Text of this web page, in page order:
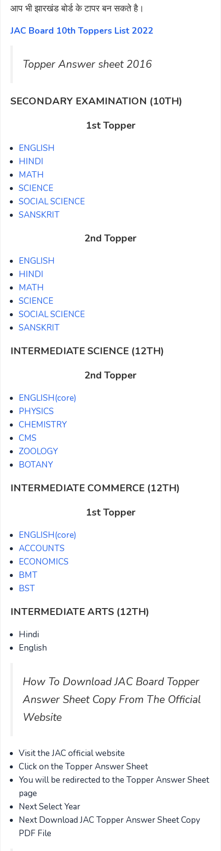
आप भी झारखंड बोर्ड के टापर बन सकते है।
JAC Board 10th Toppers List 2022
Topper Answer sheet 2016
SECONDARY EXAMINATION (10TH)
1st Topper
ENGLISH
HINDI
MATH
SCIENCE
SOCIAL SCIENCE
SANSKRIT
2nd Topper
ENGLISH
HINDI
MATH
SCIENCE
SOCIAL SCIENCE
SANSKRIT
INTERMEDIATE SCIENCE (12TH)
2nd Topper
ENGLISH(core)
PHYSICS
CHEMISTRY
CMS
ZOOLOGY
BOTANY
INTERMEDIATE COMMERCE (12TH)
1st Topper
ENGLISH(core)
ACCOUNTS
ECONOMICS
BMT
BST
INTERMEDIATE ARTS (12TH)
Hindi
English
How To Download JAC Board Topper
Answer Sheet Copy From The Official
Website
Visit the JAC official website
Click on the Topper Answer Sheet
You will be redirected to the Topper Answer Sheet
page
Next Select Year
Next Download JAC Topper Answer Sheet Copy
PDF File